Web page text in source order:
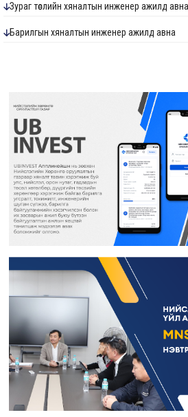
Зураг төслийн хяналтын инженер ажилд авна
Барилгын хяналтын инженер ажилд авна
Хөрөнгө оруулалтын санхүүжилт хариуцсан
Дотоод ажил хариуцсан мэргэжилтэн
Гэрээт монгол бичиг хөтлөлт хариуцсан
Гидротехникийн хяналтын инженер ажилд
Дулаан хангамж, агаар сэлгэлтийн
Барилгын инженер ажилд авна
Мэргэшсэн төсөвчин ажилд авна
Жолооч ажилд авна
Зураг төслийн хяналтын инженер ажилд авна
“Нийслэлийн Хөрөнгө оруулалтын газар”
ажилд авна
Гидротехникийн хяналтын инженер ажилд
Ус хангамж, ариутгах татуургын хяналтын